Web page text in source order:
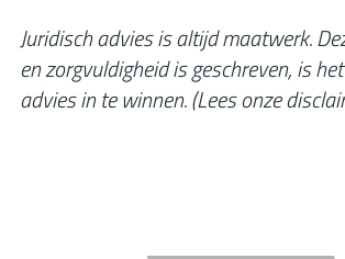
Juridisch advies is altijd maatwerk.
en zorgvuldigheid is geschreven, is
advies in te winnen. (Lees onze